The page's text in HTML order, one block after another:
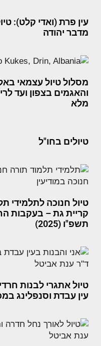
עין פרת (ואדי קלט):
מדבר יהודה
מסלול טיול עצמאי
והאגמים בצפון ועד
מלא
טיולים בחו"ל
טיול חנוכה לתלמידי
קריית גת – בעקבות
תשפ"ו (2025)
טיול אתגרי לבנות
עין עבדת וסנפלינג